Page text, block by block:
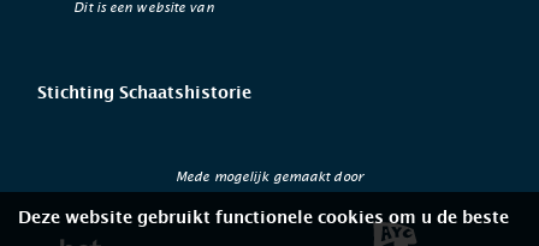
Dit is een website van
Stichting Schaatshistorie
Mede mogelijk gemaakt door
Deze website gebruikt functionele cookies om u de beste